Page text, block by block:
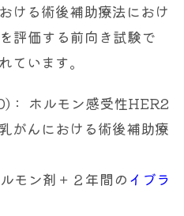
ける術後補助療法におけ
評価する前向き試験で
ています。
： ホルモン感受性HER2
がんにおける術後補助療
ン剤＋２年間のイブラ